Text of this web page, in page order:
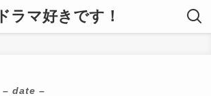
ドラマ好きです！
– date –